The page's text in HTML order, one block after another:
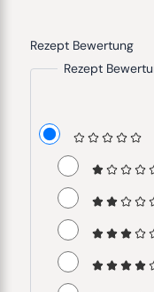
Rezept Bewertung
Rezept